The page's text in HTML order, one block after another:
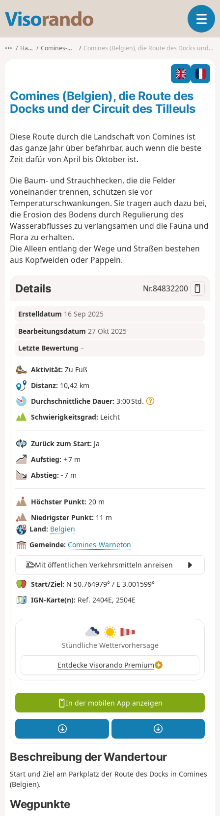
s
o
o
T
o
l
n
••• Hainaut Comines-Warneton Comines (Belgien), die Route des Docks und der Circuit des Tilleuls
Comines (Belgien), die Route des
Docks und der Circuit des Tilleuls
Diese Route durch die Landschaft von Comines ist
das ganze Jahr über befahrbar, auch wenn die beste
Zeit dafür von April bis Oktober ist.
Die Baum- und Strauchhecken, die die Felder
voneinander trennen, schützen sie vor
Temperaturschwankungen. Sie tragen auch dazu bei,
die Erosion des Bodens durch Regulierung des
Wasserabflusses zu verlangsamen und die Fauna und
Flora zu erhalten.
Die Alleen entlang der Wege und Straßen bestehen
aus Kopfweiden oder Pappeln.
Details Nr.84832200
Erstelldatum 16 Sep 2025
Bearbeitungsdatum 27 Okt 2025
Letzte Bewertung –
Aktivität: Zu Fuß
Distanz: 10,42 km
Durchschnittliche Dauer: 3:00 Std.
Schwierigkeitsgrad: Leicht
Zurück zum Start: Ja
Aufstieg: + 7 m
Abstieg: - 7 m
Höchster Punkt: 20 m
Niedrigster Punkt: 11 m
Land: Belgien
Gemeinde: Comines-Warneton
Mit öffentlichen Verkehrsmitteln anreisen
Start/Ziel: N 50.764979° / E 3.001599°
IGN-Karte(n): Ref. 2404E, 2504E
Stündliche Wettervorhersage
Entdecke Visorando Premium
In der mobilen App anzeigen
Beschreibung der Wandertour
Start und Ziel am Parkplatz der Route des Docks in Comines
(Belgien).
Wegpunkte